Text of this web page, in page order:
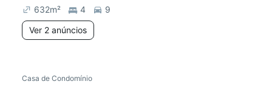
632m² 4
9
Ver 2 anúncios
Casa de Condomínio